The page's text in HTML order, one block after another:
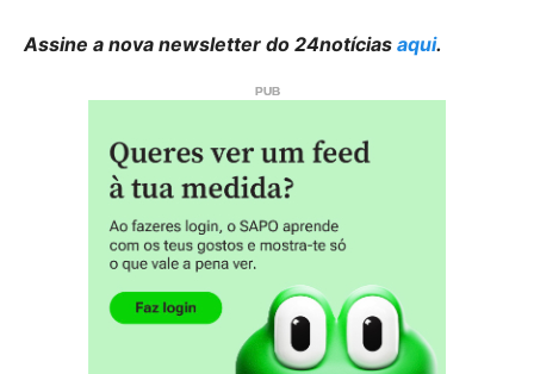
Assine a nova newsletter do 24notícias aqui.